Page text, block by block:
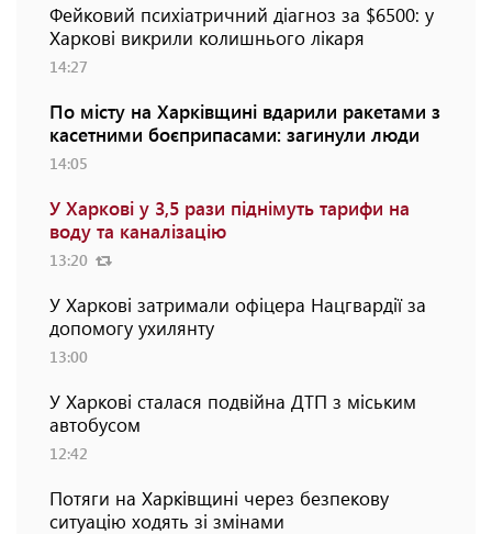
Фейковий психіатричний діагноз за $6500: у
Харкові викрили колишнього лікаря
14:27
По місту на Харківщині вдарили ракетами з
касетними боєприпасами: загинули люди
14:05
У Харкові у 3,5 рази піднімуть тарифи на
воду та каналізацію
13:20
У Харкові затримали офіцера Нацгвардії за
допомогу ухилянту
13:00
У Харкові сталася подвійна ДТП з міським
автобусом
12:42
Потяги на Харківщині через безпекову
ситуацію ходять зі змінами